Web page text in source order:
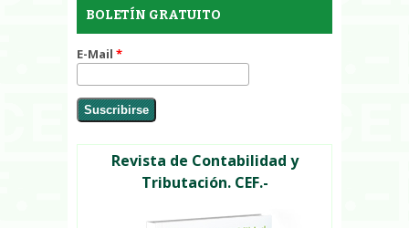
BOLETÍN GRATUITO
E-Mail *
Revista de Contabilidad y
Tributación. CEF.-